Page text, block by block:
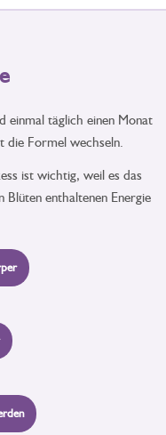
einmal täglich einen Monat
die Formel wechseln.
ist wichtig, weil es das
enthaltenen Energie